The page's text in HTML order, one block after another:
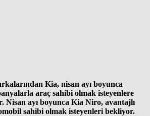
Kia, nisan ayı boyunca
araç sahibi olmak isteyenlere
Nisan ayı boyunca Kia Niro, avantajlı
sahibi olmak isteyenleri bekliyor.